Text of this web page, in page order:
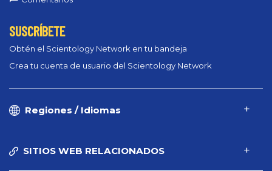
SUSCRÍBETE
Obtén el Scientology Network en tu bandeja
Crea tu cuenta de usuario del Scientology Network
Regiones / Idiomas
SITIOS WEB RELACIONADOS